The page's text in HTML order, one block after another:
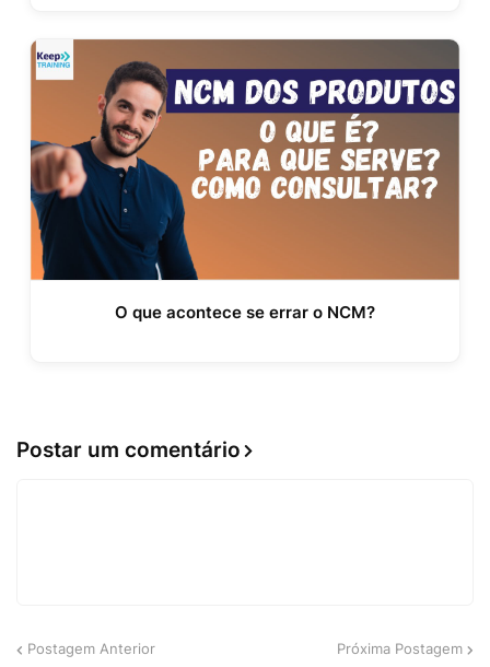
O que acontece se errar o NCM?
Postar um comentário
Postagem Anterior Próxima Postagem